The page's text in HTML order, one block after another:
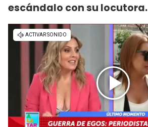
escándalo con su locutora.